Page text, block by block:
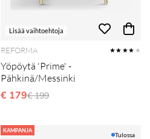
Lisää vaihtoehtoja
REFORMA ★★★★ ★
Yöpöytä 'Prime' -
Pähkinä/Messinki
€ 179Normaali hinta
€ 199
KAMPANJA
Tulossa